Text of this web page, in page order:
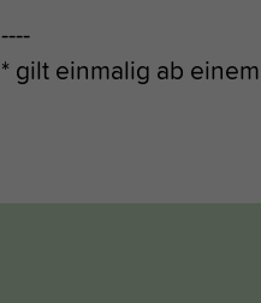
----
* gilt einmalig ab